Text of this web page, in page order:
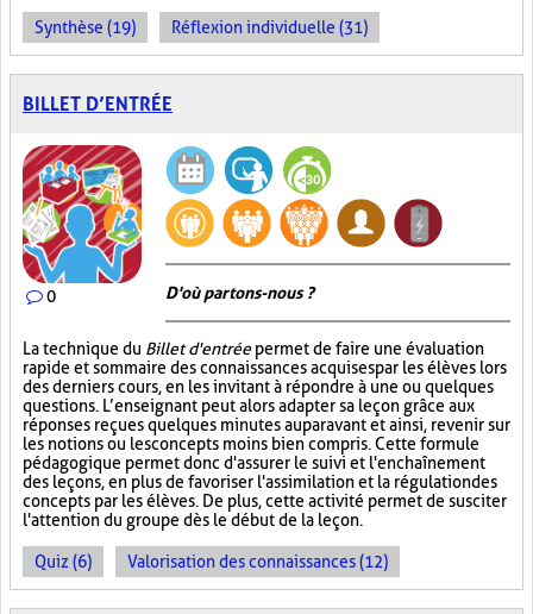
Synthèse (19) Réflexion individuelle (31)
BILLET D’ENTRÉE
0 D'où partons-nous ?
La technique du Billet d'entréepermet de faire une évaluation
rapide et sommaire des connaissances acquises par les élèves lors
des derniers cours, en les invitant à répondre à une ou quelques
questions. L’enseignant peut alors adapter sa leçon grâce aux
réponses reçues quelques minutes auparavant et ainsi, revenir sur
les notions ou les concepts moins bien compris. Cette formule
pédagogique permet donc d'assurer le suivi et l'enchaînement
des leçons, en plus de favoriser l'assimilation et la régulation des
concepts par les élèves. De plus, cette activité permet de susciter
l'attention du groupe dès le début de la leçon.
Quiz (6) Valorisation des connaissances (12)